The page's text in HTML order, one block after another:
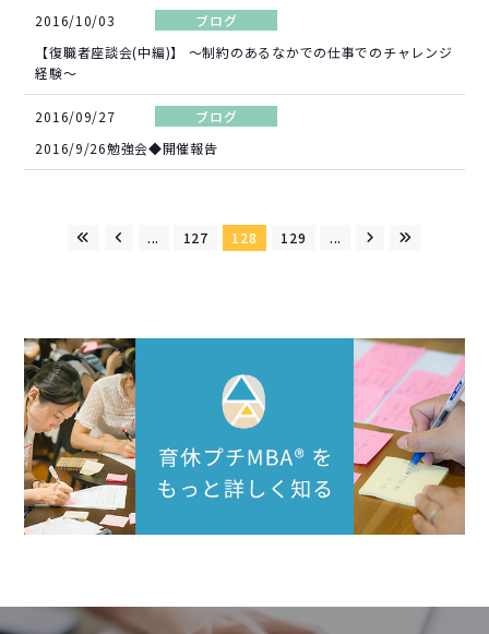
2016/10/03
ブログ
【復職者座談会(中編)】 ～制約のあるなかでの仕事でのチャレンジ
経験～
2016/09/27
ブログ
2016/9/26勉強会◆開催報告
... 127 128 129 ...